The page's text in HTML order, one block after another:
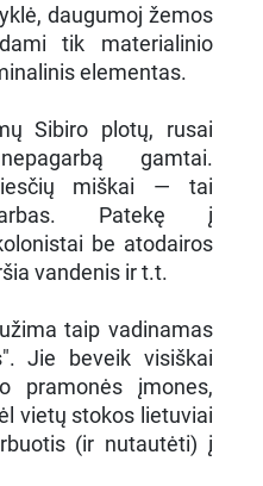
daugumoj žemos
tik materialinio
elementas.
Sibiro plotų, rusai
gamtai.
miškai — tai
Patekę į
be atodairos
vandenis ir t.t.
taip vadinamas
Jie beveik visiškai
pramonės įmones,
vietų stokos lietuviai
(ir nutautėti) į